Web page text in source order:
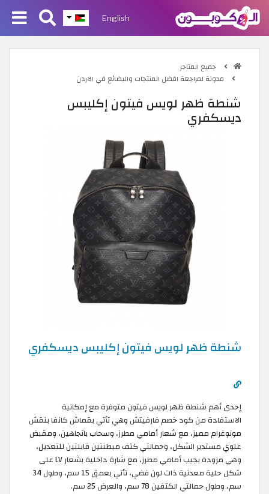
English
جميع المتاجر
مدونة لمراجعة افضل المنتجات والبضائع في الاردن
شنطة ظهر لويس فيتون إكليبس
ديسكفري
شنطة ظهر لويس فيتون إكليبس ديسكفري
إحدى أهم شنطة ظهر لويس فيتون متوفرة مع إمكانية
الاستفادة من كود خصم فارفيتش وهي تأتي بقماش كانفا بنقش
مونوغرام مميز، مع شعار أمامي مطرز، وسحاب باتجاهين، ومقبض
علوي مستدير الشكل، وحمالتي كتف مبطنتين قابلتين للتعديل،
وهي مزودة بجيب أمامي مطرز، مع شارة داخلية بشعار LV على
شكل حلية معدنية ذات لون فضي، تأتي بعمق 15 سم، وطول 34
سم، وطول حمالتي الكتفين 78 سم، والعرض 25 سم.